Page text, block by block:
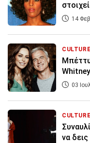
14
CULTURE
03
CULTURE
να